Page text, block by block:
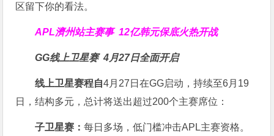
区留下你的看法。
APL濟州站主赛事12亿韩元保底火热开战
GG线上卫星赛4月27日全面开启
线上卫星赛程自4月27日在GG启动，持续至6月19
日，结构多元，总计将送出超过200个主赛席位：
子卫星赛：每日多场，低门槛冲击APL主赛资格。